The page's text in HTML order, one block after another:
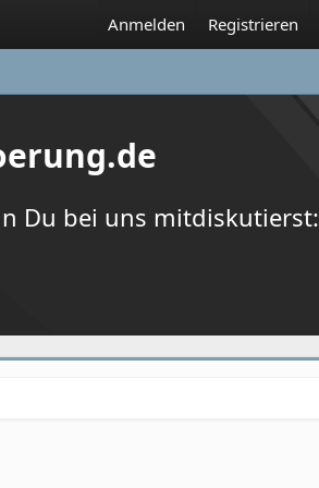
Anmelden Registrieren
Du bei uns mitdiskutierst: